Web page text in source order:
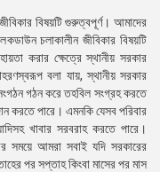
বিষয়টি গুরুত্বপূর্ণ। আমাদের
চলাকালীন জীবিকার বিষয়টি
করার ক্ষেত্রে স্থানীয় সরকার
বলা যায়, স্থানীয় সরকার
সংগঠন গঠন করে তহবিল সংগ্রহ করতে
করতে পারে। এমনকি যেসব পরিবার
খাবার সরবরাহ করতে পারে।
সময়ে আমরা সবাই যদি সরকারের
পর সপ্তাহ কিংবা মাসের পর মাস